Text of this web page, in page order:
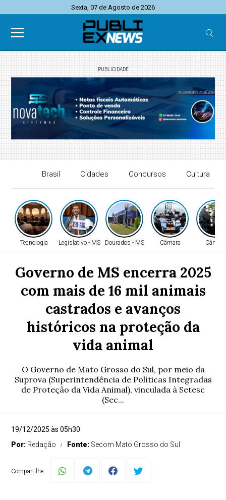
Sexta, 07 de Agosto de 2026
PUBLICIDADE
Brasil Cidades Concursos Cultura
Tecnologia Legislativo - MS Dourados - MS Câmara Câmara
Governo de MS encerra 2025
com mais de 16 mil animais
castrados e avanços
históricos na proteção da
vida animal
O Governo de Mato Grosso do Sul, por meio da
Suprova (Superintendência de Políticas Integradas
de Proteção da Vida Animal), vinculada à Setesc
(Sec...
19/12/2025 às 05h30
Por: Redação Fonte: Secom Mato Grosso do Sul
Compartilhe: